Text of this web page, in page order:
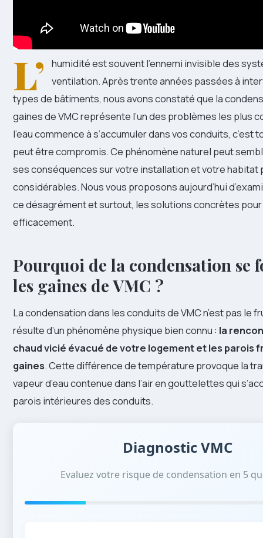
L’
humidité est souvent l’ennemi invisible des
ventilation. Après trente années passées à
types de bâtiments, nous avons constaté que la
gaines de VMC représente l’un des problèmes les plus
l’eau commence à s’accumuler dans vos conduits, c’est
peut être compromis. Ce phénomène naturel peut
ses conséquences sur votre installation et votre habitat
considérables. Nous vous proposons aujourd’hui
ce désagrément et surtout, les solutions concrètes
efficacement.
Pourquoi de la condensation se
les gaines de VMC ?
La condensation dans les conduits de VMC n’est pas le
résulte d’un phénomène physique bien connu : la
chaud vicié évacué de votre logement et les parois
gaines. Cette différence de température provoque la
vapeur d’eau contenue dans l’air en gouttelettes qui
parois intérieures des conduits.
Diagnostic VMC
Evaluez votre risque de condensation en 5